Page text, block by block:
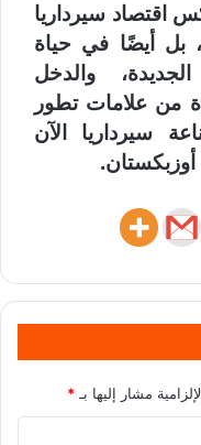
اقتصاد سيرداريا
بل أيضًا في حياة
والدخل
من علامات تطور
سيرداريا الآن
أوزبكستان.
مشار إليها بـ *